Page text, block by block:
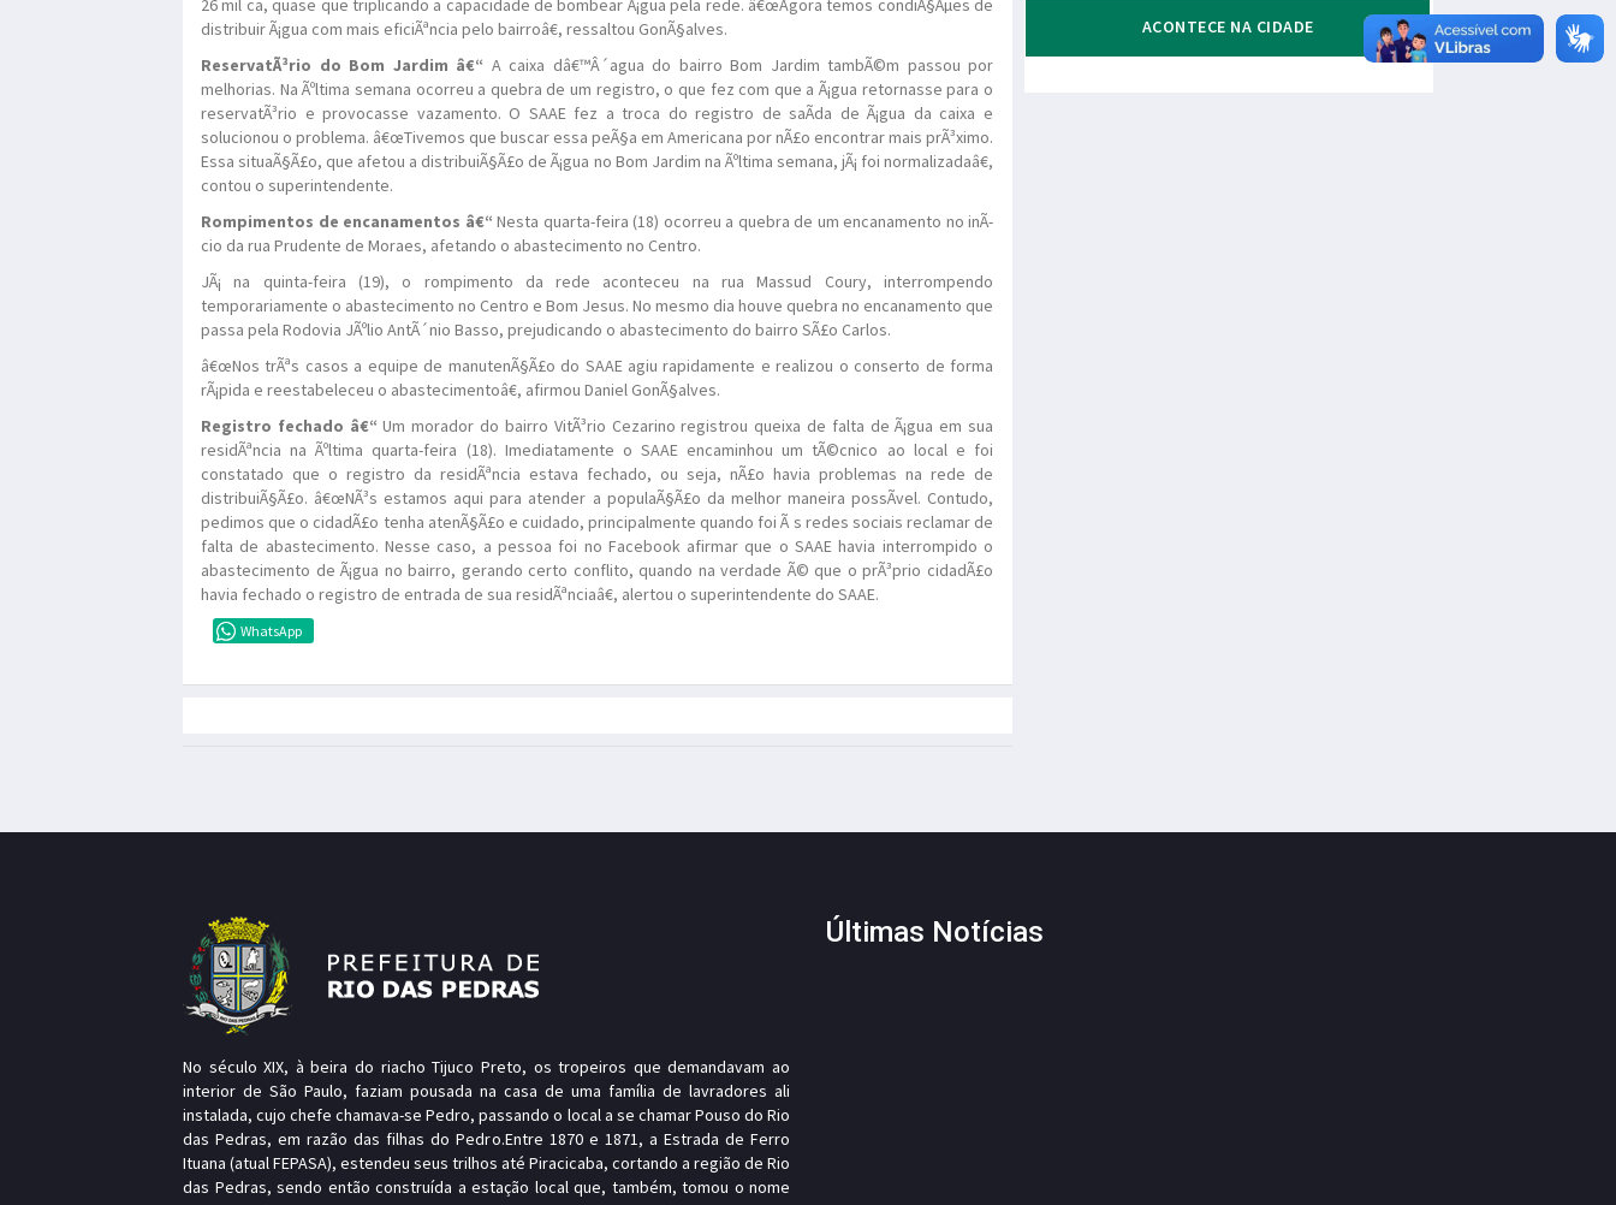
26 mil ca, quase que triplicando a capacidade de bombear Ã¡gua pela rede. â€œAgora temos condiÃ§Ãµes de
distribuir Ã¡gua com mais eficiÃªncia pelo bairroâ€, ressaltou GonÃ§alves.
ReservatÃ³rio do Bom Jardim â€“ A caixa dâ€™Â´agua do bairro Bom Jardim tambÃ©m passou por
melhorias. Na Ãºltima semana ocorreu a quebra de um registro, o que fez com que a Ã¡gua retornasse para o
reservatÃ³rio e provocasse vazamento. O SAAE fez a troca do registro de saÃ­da de Ã¡gua da caixa e
solucionou o problema. â€œTivemos que buscar essa peÃ§a em Americana por nÃ£o encontrar mais prÃ³ximo.
Essa situaÃ§Ã£o, que afetou a distribuiÃ§Ã£o de Ã¡gua no Bom Jardim na Ãºltima semana, jÃ¡ foi normalizadaâ€,
contou o superintendente.
Rompimentos de encanamentos â€“ Nesta quarta-feira (18) ocorreu a quebra de um encanamento no inÃ­
cio da rua Prudente de Moraes, afetando o abastecimento no Centro.
JÃ¡ na quinta-feira (19), o rompimento da rede aconteceu na rua Massud Coury, interrompendo
temporariamente o abastecimento no Centro e Bom Jesus. No mesmo dia houve quebra no encanamento que
passa pela Rodovia JÃºlio AntÃ´nio Basso, prejudicando o abastecimento do bairro SÃ£o Carlos.
â€œNos trÃªs casos a equipe de manutenÃ§Ã£o do SAAE agiu rapidamente e realizou o conserto de forma
rÃ¡pida e reestabeleceu o abastecimentoâ€, afirmou Daniel GonÃ§alves.
Registro fechado â€“Um morador do bairro VitÃ³rio Cezarino registrou queixa de falta de Ã¡gua em sua
residÃªncia na Ãºltima quarta-feira (18). Imediatamente o SAAE encaminhou um tÃ©cnico ao local e foi
constatado que o registro da residÃªncia estava fechado, ou seja, nÃ£o havia problemas na rede de
distribuiÃ§Ã£o. â€œNÃ³s estamos aqui para atender a populaÃ§Ã£o da melhor maneira possÃ­vel. Contudo,
pedimos que o cidadÃ£o tenha atenÃ§Ã£o e cuidado, principalmente quando foi Ã s redes sociais reclamar de
falta de abastecimento. Nesse caso, a pessoa foi no Facebook afirmar que o SAAE havia interrompido o
abastecimento de Ã¡gua no bairro, gerando certo conflito, quando na verdade Ã© que o prÃ³prio cidadÃ£o
havia fechado o registro de entrada de sua residÃªnciaâ€, alertou o superintendente do SAAE.
WhatsApp
ACONTECE NA CIDADE
No século XIX, à beira do riacho Tijuco Preto, os tropeiros que demandavam ao
interior de São Paulo, faziam pousada na casa de uma família de lavradores ali
instalada, cujo chefe chamava-se Pedro, passando o local a se chamar Pouso do Rio
das Pedras, em razão das filhas do Pedro.Entre 1870 e 1871, a Estrada de Ferro
Ituana (atual FEPASA), estendeu seus trilhos até Piracicaba, cortando a região de Rio
das Pedras, sendo então construída a estação local que, também, tomou o nome
Últimas Notícias